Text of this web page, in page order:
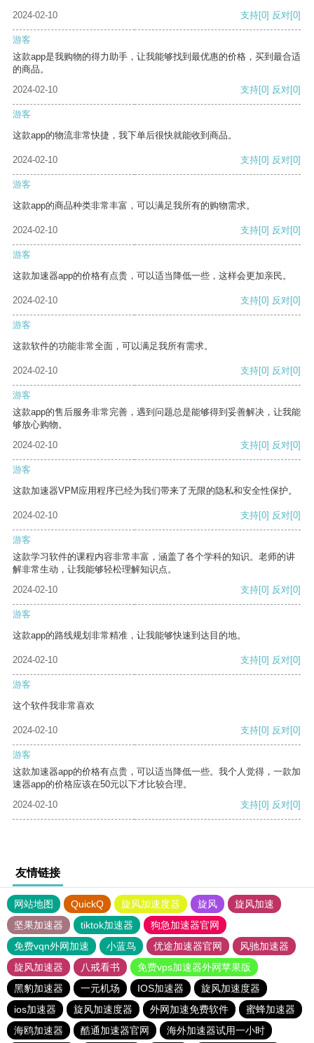
2024-02-10 支持[0] 反对[0]
游客
这款app是我购物的得力助手，让我能够找到最优惠的价格，买到最合适
的商品。
2024-02-10
支持[0] 反对[0]
游客
这款app的物流非常快捷，我下单后很快就能收到商品。
2024-02-10 支持[0] 反对[0]
游客
这款app的商品种类非常丰富，可以满足我所有的购物需求。
2024-02-10 支持[0] 反对[0]
游客
这款加速器app的价格有点贵，可以适当降低一些，这样会更加亲民。
2024-02-10 支持[0] 反对[0]
游客
这款软件的功能非常全面，可以满足我所有需求。
2024-02-10 支持[0] 反对[0]
游客
这款app的售后服务非常完善，遇到问题总是能够得到妥善解决，让我能
够放心购物。
2024-02-10
支持[0] 反对[0]
游客
这款加速器VPM应用程序已经为我们带来了无限的隐私和安全性保护。
2024-02-10 支持[0] 反对[0]
游客
这款学习软件的课程内容非常丰富，涵盖了各个学科的知识。老师的讲
解非常生动，让我能够轻松理解知识点。
2024-02-10
支持[0] 反对[0]
游客
这款app的路线规划非常精准，让我能够快速到达目的地。
2024-02-10 支持[0] 反对[0]
游客
这个软件我非常喜欢
2024-02-10 支持[0] 反对[0]
游客
这款加速器app的价格有点贵，可以适当降低一些。我个人觉得，一款加
速器app的价格应该在50元以下才比较合理。
2024-02-10
支持[0] 反对[0]
友情链接
网站地图 QuickQ 旋风加速度器 旋风
旋风加速
坚果加速器
tiktok加速器
狗急加速器官网
免费vqn外网加速
小蓝鸟 优途加速器官网
风驰加速器
旋风加速器
八戒看书
免费vps加速器外网苹果版
黑豹加速器
一元机场 IOS加速器
旋风加速度器
ios加速器
旋风加速度器 外网加速免费软件
蜜蜂加速器
海鸥加速器
酷通加速器官网 海外加速器试用一小时